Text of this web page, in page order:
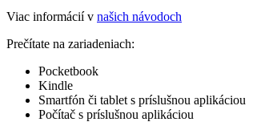
Viac informácií v našich návodoch
Prečítate na zariadeniach:
Pocketbook
Kindle
Smartfón či tablet s príslušnou aplikáciou
Počítač s príslušnou aplikáciou